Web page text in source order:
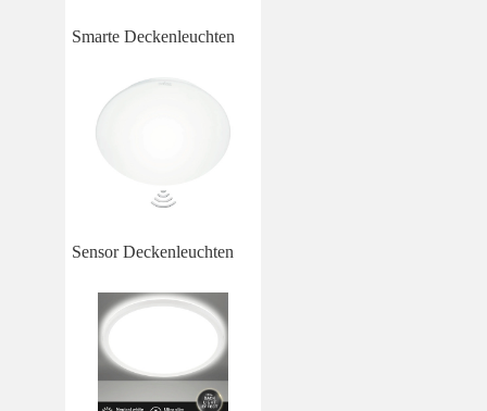
Smarte Deckenleuchten
Sensor Deckenleuchten